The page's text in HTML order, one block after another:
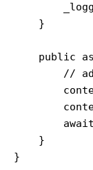
    }
public
    }
}